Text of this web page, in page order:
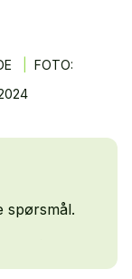
FOTO:
spørsmål.
i
tilElin